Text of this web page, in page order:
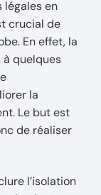
légales en
crucial de
En effet, la
quelques
la
Le but est
de réaliser
l’isolation